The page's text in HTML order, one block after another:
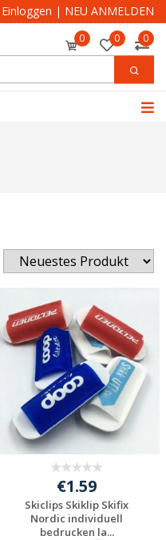
Einloggen | NEU ANMELDEN
0 0 0
€1.59
Skiclips Skiklip Skifix
Nordic individuell
bedrucken la...